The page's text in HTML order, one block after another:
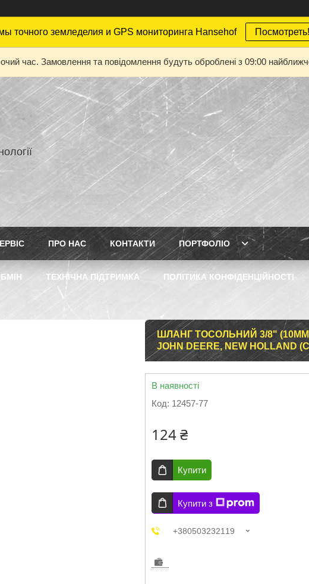
точного земледелия и GPS мониторинга Hansehof Посмотреть!
час. Замовлення та повідомлення будуть оброблені з 09:00
ПРО НАС КОНТАКТИ ПОРТФОЛІО
ТЕХНІЧНА ПІДТРИМКА ПОЛІТИКА КОНФІДЕНЦІЙНОСТІ
ШЛАНГ ТОСОЛЬНИЙ 3/8" (10ММ)
JOHN DEERE, NEW HOLLAND
В наявності
Код: 12457-77
124 ₴
Купити
Купити з
+380503232119